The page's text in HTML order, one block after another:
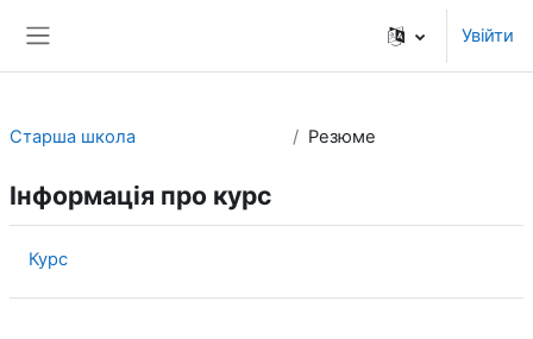
Увійти
Старша школа Резюме
Інформація про курс
Курс